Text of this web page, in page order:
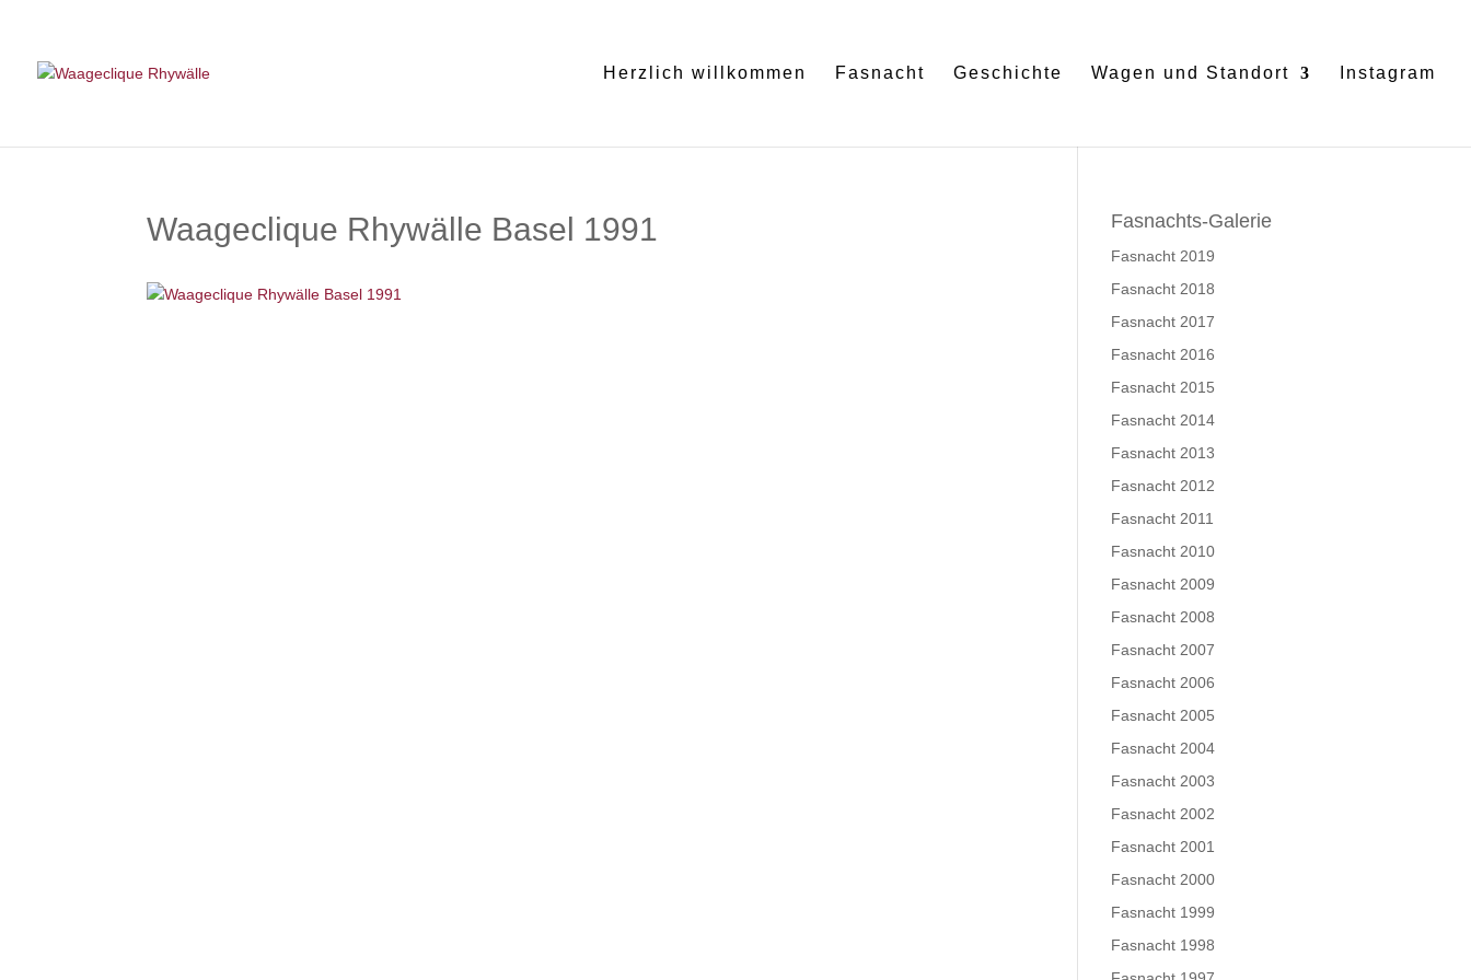
Herzlich willkommen Fasnacht Geschichte Wagen und Standort Instagram
Waageclique Rhywälle Basel 1991 Fasnachts-Galerie
Fasnacht 2019
Fasnacht 2018
Fasnacht 2017
Fasnacht 2016
Fasnacht 2015
Fasnacht 2014
Fasnacht 2013
Fasnacht 2012
Fasnacht 2011
Fasnacht 2010
Fasnacht 2009
Fasnacht 2008
Fasnacht 2007
Fasnacht 2006
Fasnacht 2005
Fasnacht 2004
Fasnacht 2003
Fasnacht 2002
Fasnacht 2001
Fasnacht 2000
Fasnacht 1999
Fasnacht 1998